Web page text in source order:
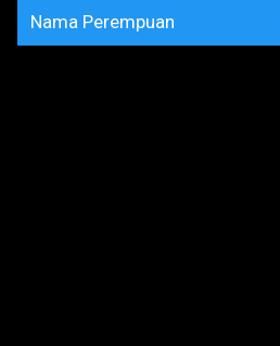
Nama Perempuan